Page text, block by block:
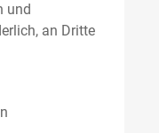
und
an Dritte